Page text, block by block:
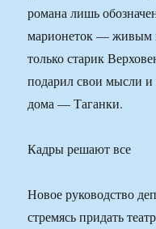
романа лишь
марионеток — живым
только старик
подарил свои мысли и
дома — Таганки.
Кадры решают все
Новое руководство
стремясь придать